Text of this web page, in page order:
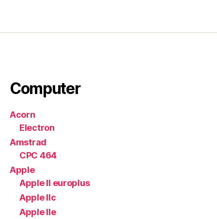
Computer
Acorn
Electron
Amstrad
CPC 464
Apple
Apple II europlus
Apple IIc
Apple IIe